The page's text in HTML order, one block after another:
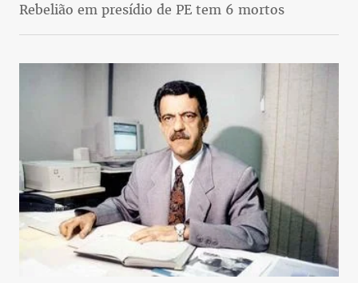
Rebelião em presídio de PE tem 6 mortos